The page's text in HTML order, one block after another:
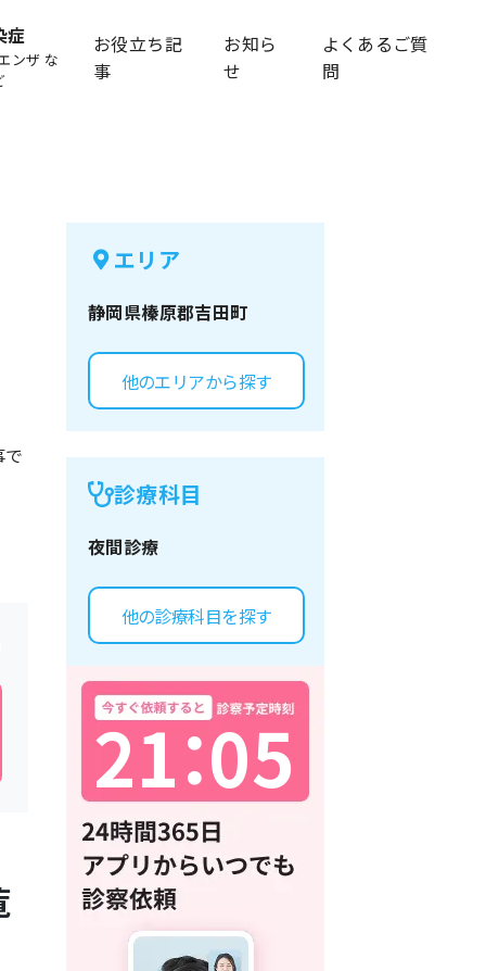
症
ンザ な
お役立ち記
事
お知ら
せ
よくあるご質
問
エリア
静岡県榛原郡吉田町
他のエリアから探す
診療科目
夜間診療
他の診療科目を探す
21：
05